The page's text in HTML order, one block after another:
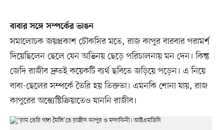
বাবার সঙ্গে সম্পর্কের ভাঙন
সমালোচক জয়প্রকাশ চৌকসির মতে, রাজ কাপুর বারবার পরামর্শ
দিয়েছিলেন ছেলে যেন অভিনয় ছেড়ে পরিচালনায় মন দেন। কিন্তু
জেদি রাজীব দ্রুতই কয়েকটি ব্যর্থ ছবিতে জড়িয়ে পড়েন। এ নিয়ে
বাবা-ছেলের সম্পর্কে তৈরি হয় তিক্ততা। এমনকি শোনা যায়, রাজ
কাপুরের অন্ত্যেষ্টিক্রিয়াতেও যাননি রাজীব।